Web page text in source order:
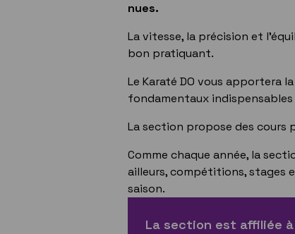
nues.
La vitesse, la précision et
bon pratiquant.
Le Karaté DO vous apportera
fondamentaux indispensables
La section propose des cours
Comme chaque année, la
ailleurs, compétitions, stages
saison.
La section est affiliée